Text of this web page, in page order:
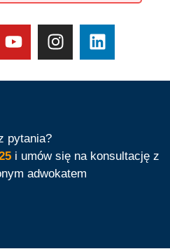
pytania?
i umów się na konsultację z
adwokatem